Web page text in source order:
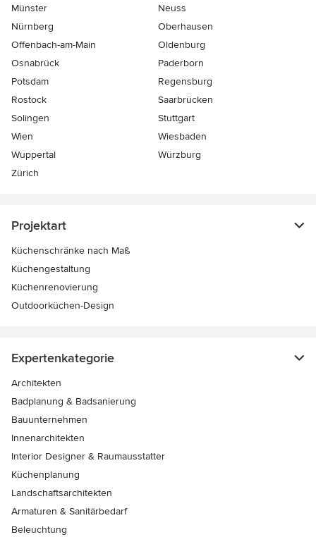
Münster
Neuss
Nürnberg
Oberhausen
Offenbach-am-Main
Oldenburg
Osnabrück
Paderborn
Potsdam
Regensburg
Rostock
Saarbrücken
Solingen
Stuttgart
Wien
Wiesbaden
Wuppertal
Würzburg
Zürich
Projektart
Küchenschränke nach Maß
Küchengestaltung
Küchenrenovierung
Outdoorküchen-Design
Expertenkategorie
Architekten
Badplanung & Badsanierung
Bauunternehmen
Innenarchitekten
Interior Designer & Raumausstatter
Küchenplanung
Landschaftsarchitekten
Armaturen & Sanitärbedarf
Beleuchtung